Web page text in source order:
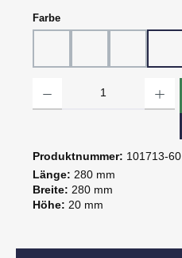
Farbeauswählen
Produktnummer: 101713-60
Länge: 280 mm
Breite: 280 mm
Höhe: 20 mm